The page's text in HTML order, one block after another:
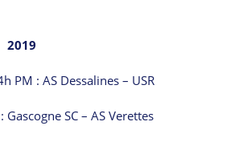
2019
PM : AS Dessalines – USR
Gascogne SC – AS Verettes